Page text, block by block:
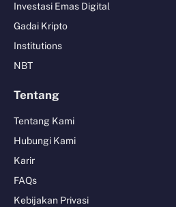
Investasi Emas Digital
Gadai Kripto
Institutions
NBT
Tentang
Tentang Kami
Hubungi Kami
Karir
FAQs
Kebijakan Privasi